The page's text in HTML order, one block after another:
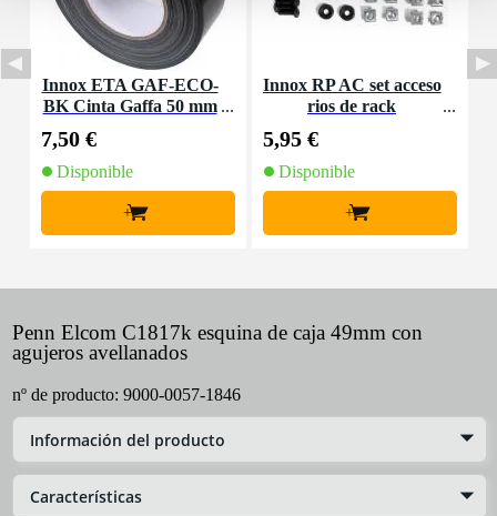
Innox ETA GAF-ECO-
BK Cinta Gaffa 50 mm
7,50 €
Disponible
+
Innox RP AC set acceso
rios de rack
5,95 €
Disponible
+
Penn Elcom C1817k esquina de caja 49mm con
agujeros avellanados
nº de producto: 9000-0057-1846
Información del producto
Características